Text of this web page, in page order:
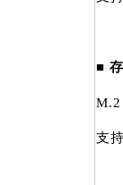
■
M.2
支